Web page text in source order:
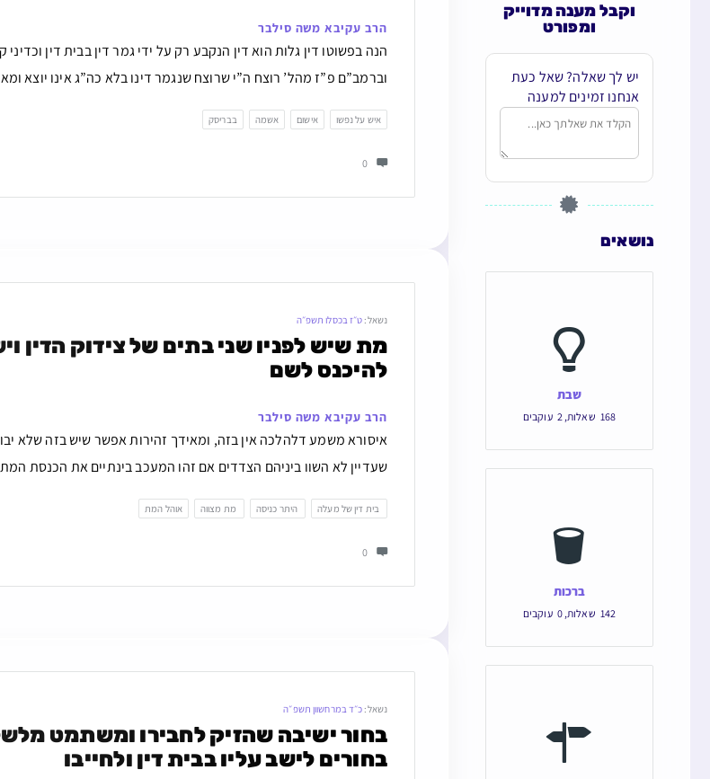
הרב עקיבא משה סילבר
הנה בפשוטו דין גלות הוא דין הנקבע רק על ידי גמר דין בבית דין
וברמב”ם פ”ז מהל’ רוצח ה”י שרוצח שנגמר דינו בלא כה”ג אינו יוצא
איש על נפשו אישום אשמה בבריסק
0
נשאל: ט״ז בכסלו תשפ״ה
להיכנס לשם
הרב עקיבא משה סילבר
​איסורא משמע דלהלכה אין בזה, ומאידך זהירות אפשר שיש בזה שלא
שעדיין לא השוו ביניהם הצדדים אם זהו המעכב בינתיים את הכנסת
בית דין של מעלה היתר כניסה מת מצווה אוהל המת
0
נשאל: כ״ד במרחשוון תשפ״ה
בחורים לישב עליו בבית דין ולחייבו
וקבל מענה מדוייק
ומפורט
יש לך שאלה? שאל כעת
אנחנו זמינים למענה
נושאים
שבת
168 שאלות,
2 עוקבים
ברכות
142 שאלות,
0 עוקבים